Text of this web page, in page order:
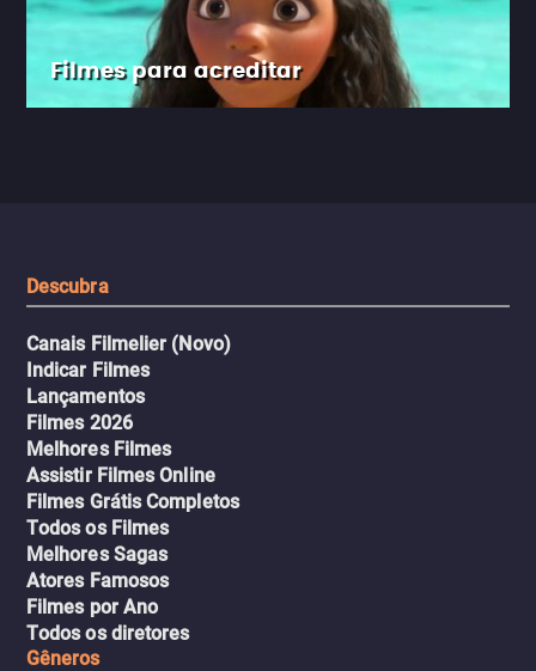
Filmes para acreditar
Descubra
Canais Filmelier (Novo)
Indicar Filmes
Lançamentos
Filmes 2026
Melhores Filmes
Assistir Filmes Online
Filmes Grátis Completos
Todos os Filmes
Melhores Sagas
Atores Famosos
Filmes por Ano
Todos os diretores
Gêneros